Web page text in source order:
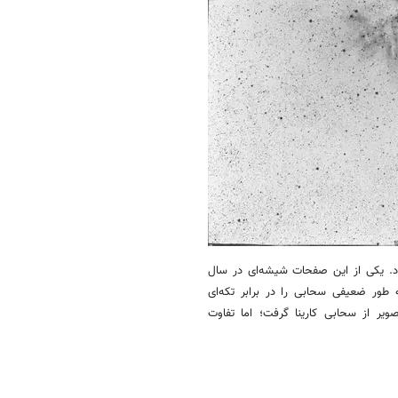
یکی از این صفحات شیشه‌ای در سال
این تصویر به طور ضعیفی سحابی را در برابر تکه‌ای
از سحابی کارینا گرفت؛ اما تفاوت